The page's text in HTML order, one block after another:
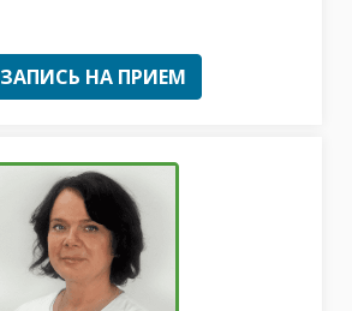
ЗАПИСЬ НА ПРИЕМ